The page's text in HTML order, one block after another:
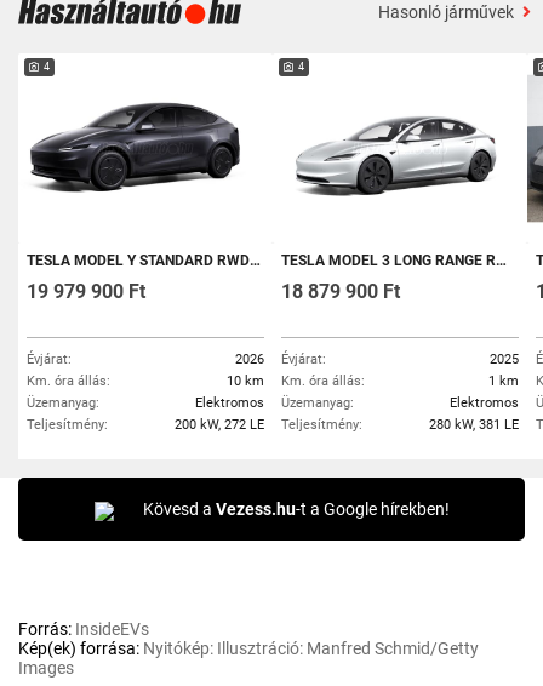
Hasonló járművek
4
TESLA MODEL Y STANDARD RWD (AUTOMATA) LONG RANGE KEDVEZMÉNYES E-KAVOSZOS KONSTRUKCIÓBAN
19 979 900 Ft
Évjárat:
2026
Km. óra állás:
10 km
Üzemanyag:
Elektromos
Teljesítmény:
200 kW, 272 LE
4
TESLA MODEL 3 LONG RANGE RWD (AUTOMATA) KEDVEZMÉNYES E-KAVOSZOS KONSTRUKCIÓVAL
18 879 900 Ft
Évjárat:
2025
Km. óra állás:
1 km
Üzemanyag:
Elektromos
Teljesítmény:
280 kW, 381 LE
Kövesd a Vezess.hu-t a Google hírekben!
Forrás: InsideEVs
Kép(ek) forrása: Nyitókép: Illusztráció: Manfred Schmid/Getty
Images